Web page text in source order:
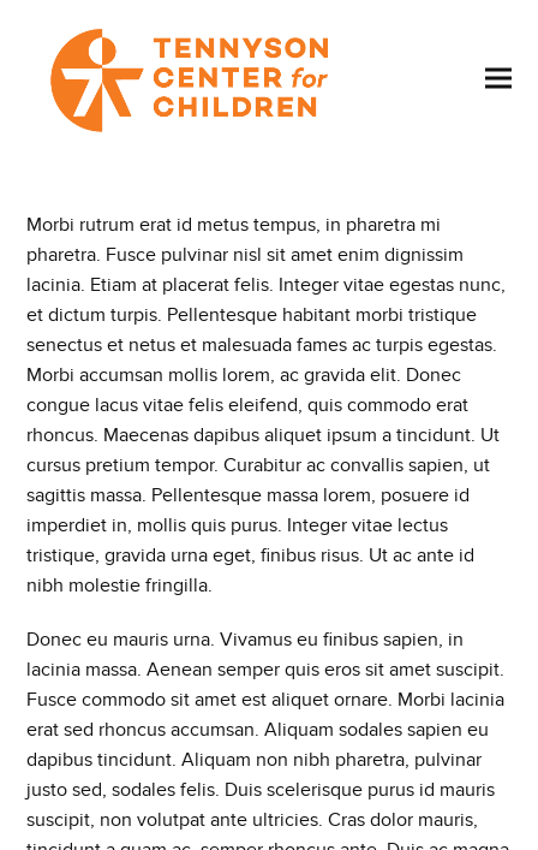
Morbi rutrum erat id metus tempus, in pharetra mi
pharetra. Fusce pulvinar nisl sit amet enim dignissim
lacinia. Etiam at placerat felis. Integer vitae egestas nunc,
et dictum turpis. Pellentesque habitant morbi tristique
senectus et netus et malesuada fames ac turpis egestas.
Morbi accumsan mollis lorem, ac gravida elit. Donec
congue lacus vitae felis eleifend, quis commodo erat
rhoncus. Maecenas dapibus aliquet ipsum a tincidunt. Ut
cursus pretium tempor. Curabitur ac convallis sapien, ut
sagittis massa. Pellentesque massa lorem, posuere id
imperdiet in, mollis quis purus. Integer vitae lectus
tristique, gravida urna eget, finibus risus. Ut ac ante id
nibh molestie fringilla.
Donec eu mauris urna. Vivamus eu finibus sapien, in
lacinia massa. Aenean semper quis eros sit amet suscipit.
Fusce commodo sit amet est aliquet ornare. Morbi lacinia
erat sed rhoncus accumsan. Aliquam sodales sapien eu
dapibus tincidunt. Aliquam non nibh pharetra, pulvinar
justo sed, sodales felis. Duis scelerisque purus id mauris
suscipit, non volutpat ante ultricies. Cras dolor mauris,